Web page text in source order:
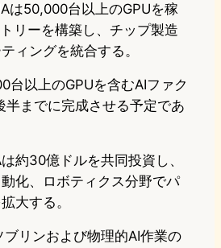
は50,000台以上のGPUを稼
リーを構築し、チップ製造
ィングを統合する。
台以上のGPUを含むAIファク
半までに完成させる予定であ
約30億ドルを共同投資し、
化、ロボティクス分野でパ
大する。
ブリンおよび物理的AI作業の